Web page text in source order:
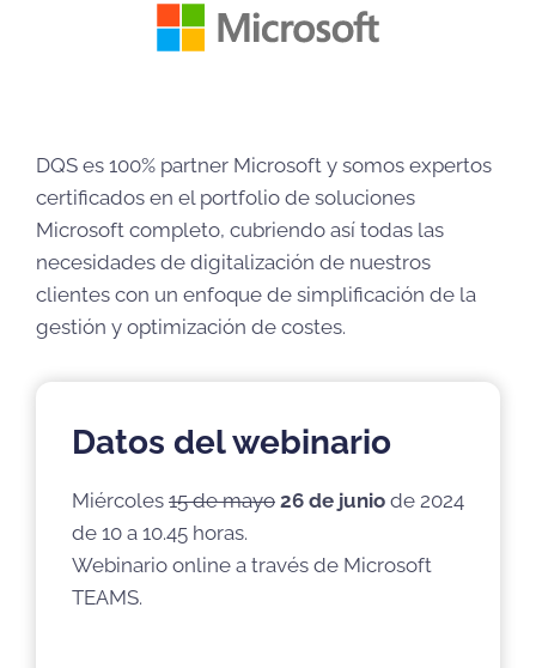
DQS es 100% partner Microsoft y somos expertos
certificados en el portfolio de soluciones
Microsoft completo, cubriendo así todas las
necesidades de digitalización de nuestros
clientes con un enfoque de simplificación de la
gestión y optimización de costes.
Datos del webinario
Miércoles 15 de mayo 26 de junio de 2024
de 10 a 10.45 horas.
Webinario online a través de Microsoft
TEAMS.